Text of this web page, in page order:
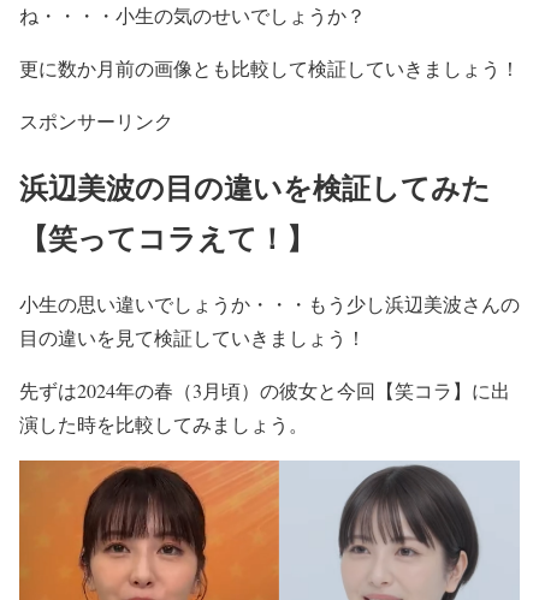
ね・・・・小生の気のせいでしょうか？
更に数か月前の画像とも比較して検証していきましょう！
スポンサーリンク
浜辺美波の目の違いを検証してみた
【笑ってコラえて！】
小生の思い違いでしょうか・・・もう少し浜辺美波さんの
目の違いを見て検証していきましょう！
先ずは2024年の春（3月頃） の彼女と今回【笑コラ】に出
演した時を比較してみましょう。